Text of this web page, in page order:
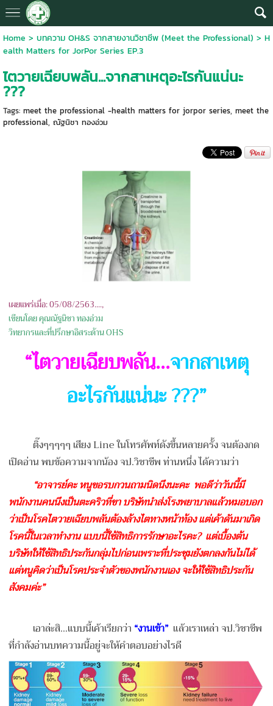
Home > บทความ OH&S จากสายงานวิชาชีพ (Meet the Professional) > H
ealth Matters for JorPor Series EP.3
ไตวายเฉียบพลัน...จากสาเหตุอะไรกันแน่นะ
???
Tags: meet the professional -health matters for jorpor series, meet the
professional, ณัฐนิชา ทองอ่วม
เผยแพร่เมื่อ: 05/08/2563....,
เขียนโดย คุณณัฐนิชา ทองอ่วม
วิทยากรและที่ปรึกษาอิสระด้าน OHS
“ไตวายเฉียบพลัน...จากสาเหตุ
อะไรกันแน่นะ ???”
ติ๊งๆๆๆๆๆ เสียง Line ในโทรศัพท์ดังขึ้นหลายครั้ง จนต้องกด
เปิดอ่าน พบข้อความจากน้อง จป.วิชาชีพ ท่านหนึ่ง ได้ความว่า
“อาจารย์คะ หนูขอรบกวนถามนิดนึงนะคะ พอดีว่าวันนี้มี
พนักงานคนนึงเป็นตะคริวที่ขา บริษัทนำส่งโรงพยาบาลแล้วหมอบอก
ว่าเป็นโรคไตวายเฉียบพลันต้องล้างไตทางหน้าท้อง แต่เค้าดันมาเกิด
โรคนี้ในเวลาทำงาน แบบนี้ใช้สิทธิการรักษาอะไรคะ? แต่เบื้องต้น
บริษัทให้ใช้สิทธิประกันกลุ่มไปก่อนเพราะที่ประชุมยังตกลงกันไม่ได้
แต่หนูคิดว่าเป็นโรคประจำตัวของพนักงานเอง จะให้ใช้สิทธิประกัน
สังคมค่ะ”
เอาล่ะสิ…แบบนี้เค้าเรียกว่า “งานเข้า” แล้วเราเหล่า จป.วิชาชีพ
ที่กำลังอ่านบทความนี้อยู่จะให้คำตอบอย่างไรดี